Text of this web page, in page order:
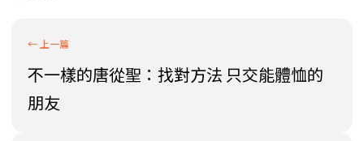
不一樣的唐從聖：找對方法 只交能體恤的
朋友